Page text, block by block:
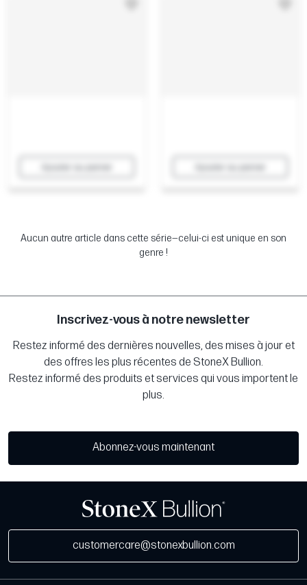
Aucun autre article dans cette série—celui-ci est unique en son
genre !
Inscrivez-vous à notre newsletter
Restez informé des dernières nouvelles, des mises à jour et
des offres les plus récentes de StoneX Bullion.
Restez informé des produits et services qui vous importent le
plus.
Abonnez-vous maintenant
customercare@stonexbullion.com